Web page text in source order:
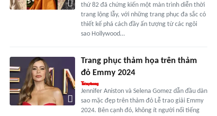
thứ 82 đã chứng kiến một màn trình diễn thời
trang lộng lẫy, với những trang phục đa sắc có
thiết kế phá cách đầy ấn tượng từ các ngôi
sao Hollywood…
Trang phục thảm họa trên thảm
đỏ Emmy 2024
Jennifer Aniston và Selena Gomez dẫn đầu dàn
sao mặc đẹp trên thảm đỏ Lễ trao giải Emmy
2024. Bên cạnh đó, không ít người nổi tiếng